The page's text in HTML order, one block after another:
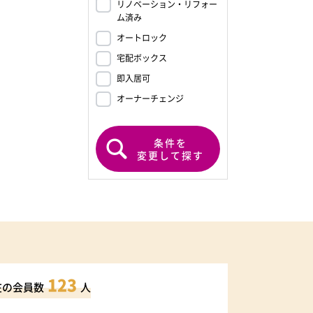
リノベーション・リフォー
ム済み
オートロック
宅配ボックス
即入居可
オーナーチェンジ
条件を
変更して探す
会員数 123 人